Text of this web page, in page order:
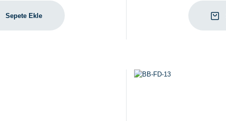
Sepete Ekle